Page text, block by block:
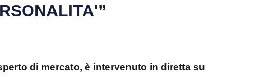
di mercato, è intervenuto in diretta su